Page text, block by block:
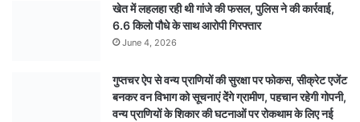
खेत में लहलहा रही थी गांजे की फसल, पुलिस ने की कार्रवाई,
6.6 किलो पौधे के साथ आरोपी गिरफ्तार
June 4, 2026
गुप्तचर ऐप से वन्य प्राणियों की सुरक्षा पर फोकस, सीक्रेट एजेंट
बनकर वन विभाग को सूचनाएं देेंगे ग्रामीण, पहचान रहेगी गोपनी,
वन्य प्राणियों के शिकार की घटनाओं पर रोकथाम के लिए नई